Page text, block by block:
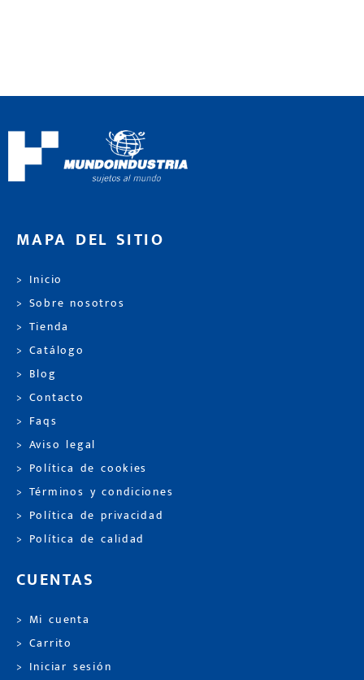
MAPA DEL SITIO
> Inicio
> Sobre nosotros
> Tienda
> Catálogo
> Blog
> Contacto
> Faqs
> Aviso legal
> Política de cookies
> Términos y condiciones
> Política de privacidad
> Política de calidad
CUENTAS
> Mi cuenta
> Carrito
> Iniciar sesión